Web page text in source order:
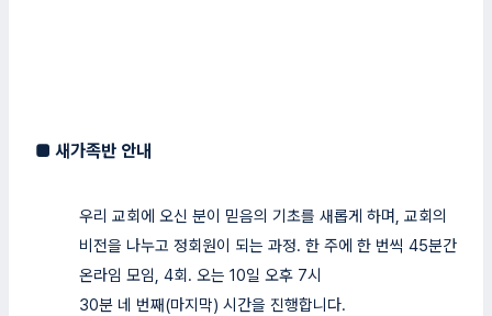
■ 새가족반 안내
우리 교회에 오신 분이 믿음의 기초를 새롭게 하며, 교회의
비전을 나누고 정회원이 되는 과정. 한 주에 한 번씩 45분간
온라임 모임, 4회. 오는 10일 오후 7시
30분 네 번째(마지막) 시간을 진행합니다.